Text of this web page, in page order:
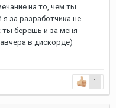
на то, чем ты
за разработчика не
ты берешь и за меня
в дискорде)
1